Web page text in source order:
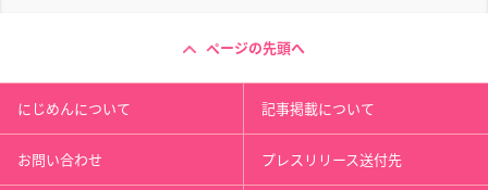
ページの先頭へ
にじめんについて 記事掲載について
お問い合わせ プレスリリース送付先